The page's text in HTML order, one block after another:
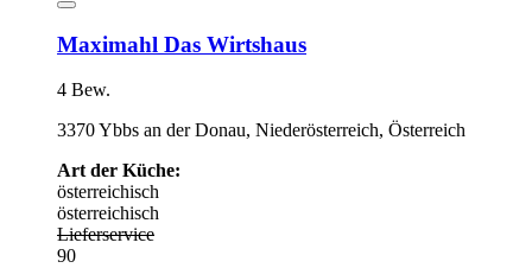
Maximahl Das Wirtshaus
4 Bew.
3370 Ybbs an der Donau, Niederösterreich, Österreich
Art der Küche:
österreichisch
österreichisch
Lieferservice
90